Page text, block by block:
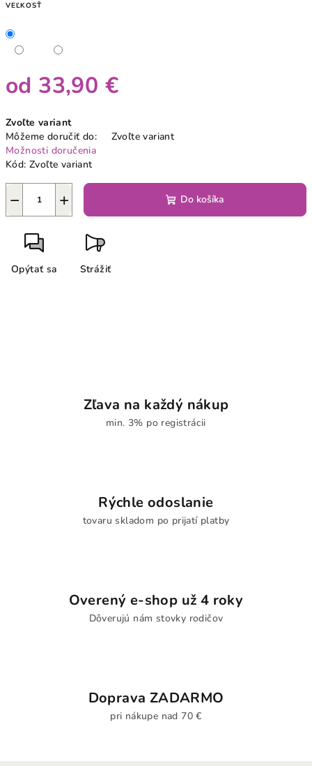
VEĽKOSŤ
od 33,90 €
cena:
Zvoľte variant
Môžeme doručiť do:
Zvoľte variant
Možnosti doručenia
Kód: Zvoľte variant
+
− Do košíka
Opýtať sa Strážiť
Zľava na každý nákup
min. 3% po registrácii
Rýchle odoslanie
tovaru skladom po prijatí platby
Overený e-shop už 4 roky
Dôverujú nám stovky rodičov
Doprava ZADARMO
pri nákupe nad 70 €